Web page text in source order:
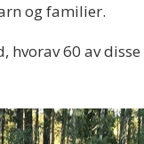
og familier.
60 av